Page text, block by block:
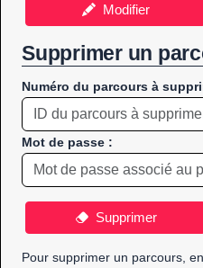
Modifier
Supprimer un
Numéro du parcours à
Mot de passe :
Supprimer
Pour supprimer un parcours,